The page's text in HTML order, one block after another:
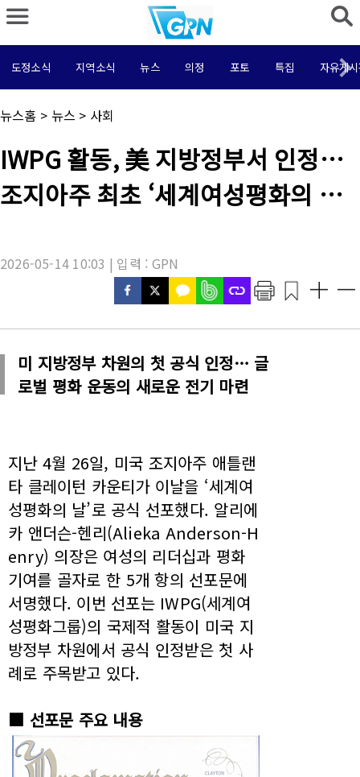
도정소식 지역소식 뉴스 의정 포토 특집 자유게
채
널
뉴스홈 > 뉴스 > 사회
기
목
:
IWPG 활동, 美 지방정부서 인정…
조지아주 최초 ‘세계여성평화의 날’
2026-05-14 10:03 | 입력 : GPN
미 지방정부 차원의 첫 공식 인정… 글
로벌 평화 운동의 새로운 전기 마련
지난 4월 26일, 미국 조지아주 애틀랜
타 클레이턴 카운티가 이날을 ‘세계여
성평화의 날’로 공식 선포했다. 알리에
카 앤더슨-헨리(Alieka Anderson-H
enry) 의장은 여성의 리더십과 평화
기여를 골자로 한 5개 항의 선포문에
서명했다. 이번 선포는 IWPG(세계여
성평화그룹)의 국제적 활동이 미국 지
방정부 차원에서 공식 인정받은 첫 사
례로 주목받고 있다.
■ 선포문 주요 내용